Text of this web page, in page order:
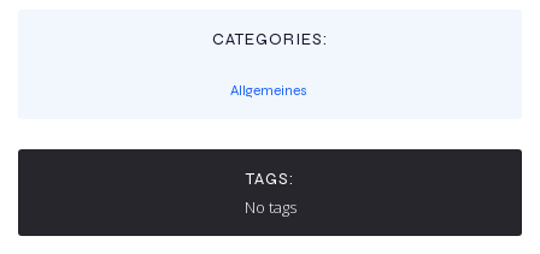
CATEGORIES:
Allgemeines
TAGS:
No tags